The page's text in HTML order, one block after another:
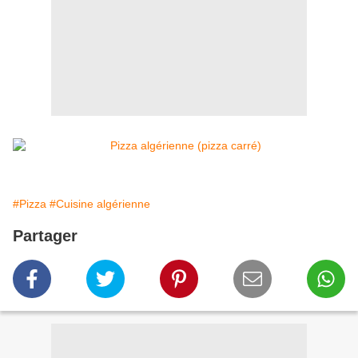
#Pizza #Cuisine algérienne
Partager